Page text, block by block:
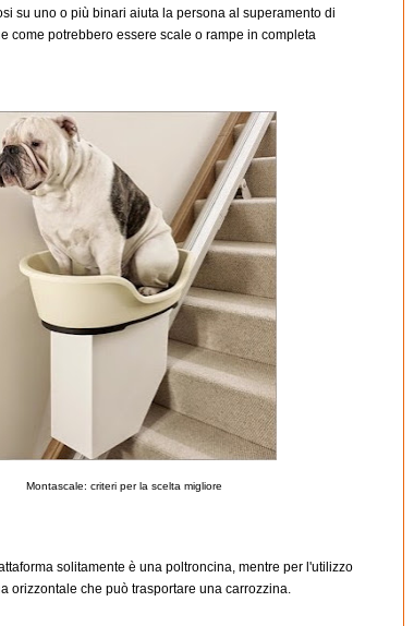
su uno o più binari aiuta la persona al superamento di
come potrebbero essere scale o rampe in completa
Montascale: criteri per la scelta migliore
solitamente è una poltroncina, mentre per l'utilizzo
orizzontale che può trasportare una carrozzina.